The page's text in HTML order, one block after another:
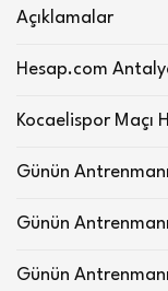
Açıklamalar
Hesap.com
Kocaelispor Maçı
Günün
Günün
Günün